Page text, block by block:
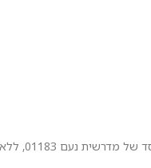
ללא הגבלת סכום ותאריך.